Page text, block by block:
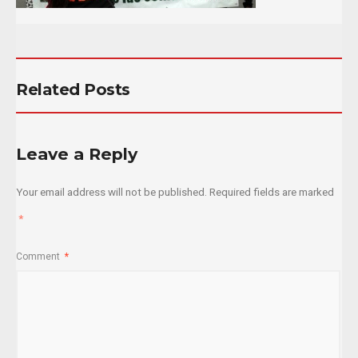
Related Posts
Leave a Reply
Your email address will not be published. Required fields are marked
*
Comment *